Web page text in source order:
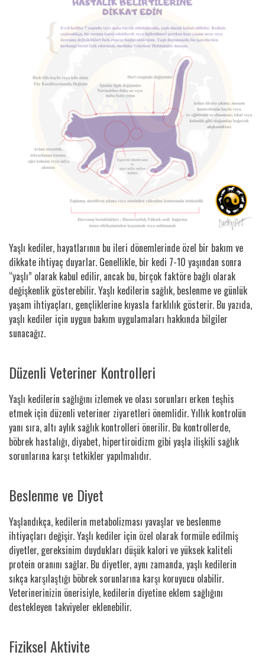
Yaşlı kediler, hayatlarının bu ileri dönemlerinde özel bir bakım ve
dikkate ihtiyaç duyarlar. Genellikle, bir kedi 7-10 yaşından sonra
“yaşlı” olarak kabul edilir, ancak bu, birçok faktöre bağlı olarak
değişkenlik gösterebilir. Yaşlı kedilerin sağlık, beslenme ve günlük
yaşam ihtiyaçları, gençliklerine kıyasla farklılık gösterir. Bu yazıda,
yaşlı kediler için uygun bakım uygulamaları hakkında bilgiler
sunacağız.
Düzenli Veteriner Kontrolleri
Yaşlı kedilerin sağlığını izlemek ve olası sorunları erken teşhis
etmek için düzenli veteriner ziyaretleri önemlidir. Yıllık kontrolün
yanı sıra, altı aylık sağlık kontrolleri önerilir. Bu kontrollerde,
böbrek hastalığı, diyabet, hipertiroidizm gibi yaşla ilişkili sağlık
sorunlarına karşı tetkikler yapılmalıdır.
Beslenme ve Diyet
Yaşlandıkça, kedilerin metabolizması yavaşlar ve beslenme
ihtiyaçları değişir. Yaşlı kediler için özel olarak formüle edilmiş
diyetler, gereksinim duydukları düşük kalori ve yüksek kaliteli
protein oranını sağlar. Bu diyetler, aynı zamanda, yaşlı kedilerin
sıkça karşılaştığı böbrek sorunlarına karşı koruyucu olabilir.
Veterinerinizin önerisiyle, kedilerin diyetine eklem sağlığını
destekleyen takviyeler eklenebilir.
Fiziksel Aktivite